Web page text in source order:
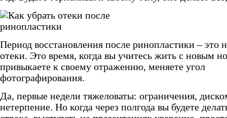
Период восстановления после ринопластики – это
отеки. Это время, когда вы учитесь жить с новым
привыкаете к своему отражению, меняете угол
фотографирования.
Да, первые недели тяжеловаты: ограничения,
нетерпение. Но когда через полгода вы будете